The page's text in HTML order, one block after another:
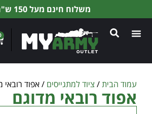
החזר כספי מלא עד 90
עמוד הבית/ ציוד למתגייסים / אפוד רובאי
אפוד רובאי מדוגם